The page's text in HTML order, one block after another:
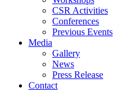
CSR Activities
Conferences
Previous Events
Media
Gallery
News
Press Release
Contact